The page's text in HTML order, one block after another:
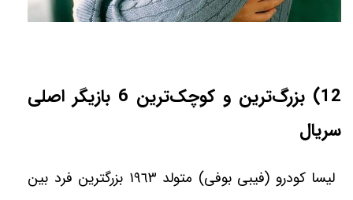
12) بزرگ‌ترین و کوچک‌ترین 6 بازیگر اصلی
سریال
ليسا كودرو (فیبی بوفی) متولد ١٩٦٣ بزرگترين فرد بين